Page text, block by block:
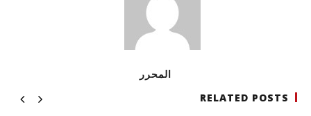
المحرر
RELATED POSTS